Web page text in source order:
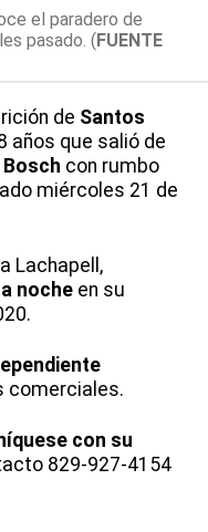
el paradero de
pasado. (FUENTE
de Santos
años que salió de
Bosch con rumbo
miércoles 21 de
Lachapell,
noche en su
comerciales.
con su
829-927-4154